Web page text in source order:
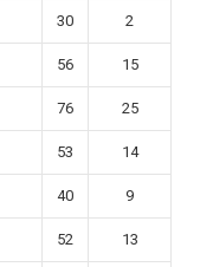
30 2
56 15
76 25
53 14
40 9
52 13